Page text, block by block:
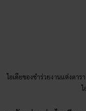
ปรับอากาศที่ไม่เหมือนใ
ทั้งเก๋และน่ารักมาก ๆ